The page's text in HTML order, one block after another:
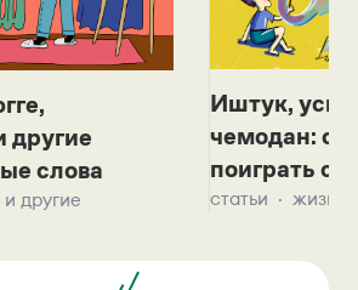
другие
слова
другие
Иштук,
чемодан:
поиграть с
статьи жизнь